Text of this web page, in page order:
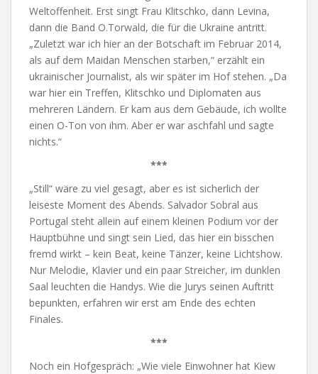
Weltoffenheit. Erst singt Frau Klitschko, dann Levina,
dann die Band O.Torwald, die für die Ukraine antritt.
„Zuletzt war ich hier an der Botschaft im Februar 2014,
als auf dem Maidan Menschen starben,“ erzählt ein
ukrainischer Journalist, als wir später im Hof stehen. „Da
war hier ein Treffen, Klitschko und Diplomaten aus
mehreren Ländern. Er kam aus dem Gebäude, ich wollte
einen O-Ton von ihm. Aber er war aschfahl und sagte
nichts.“
***
„Still“ wäre zu viel gesagt, aber es ist sicherlich der
leiseste Moment des Abends. Salvador Sobral aus
Portugal steht allein auf einem kleinen Podium vor der
Hauptbühne und singt sein Lied, das hier ein bisschen
fremd wirkt – kein Beat, keine Tänzer, keine Lichtshow.
Nur Melodie, Klavier und ein paar Streicher, im dunklen
Saal leuchten die Handys. Wie die Jurys seinen Auftritt
bepunkten, erfahren wir erst am Ende des echten
Finales.
***
Noch ein Hofgespräch: „Wie viele Einwohner hat Kiew